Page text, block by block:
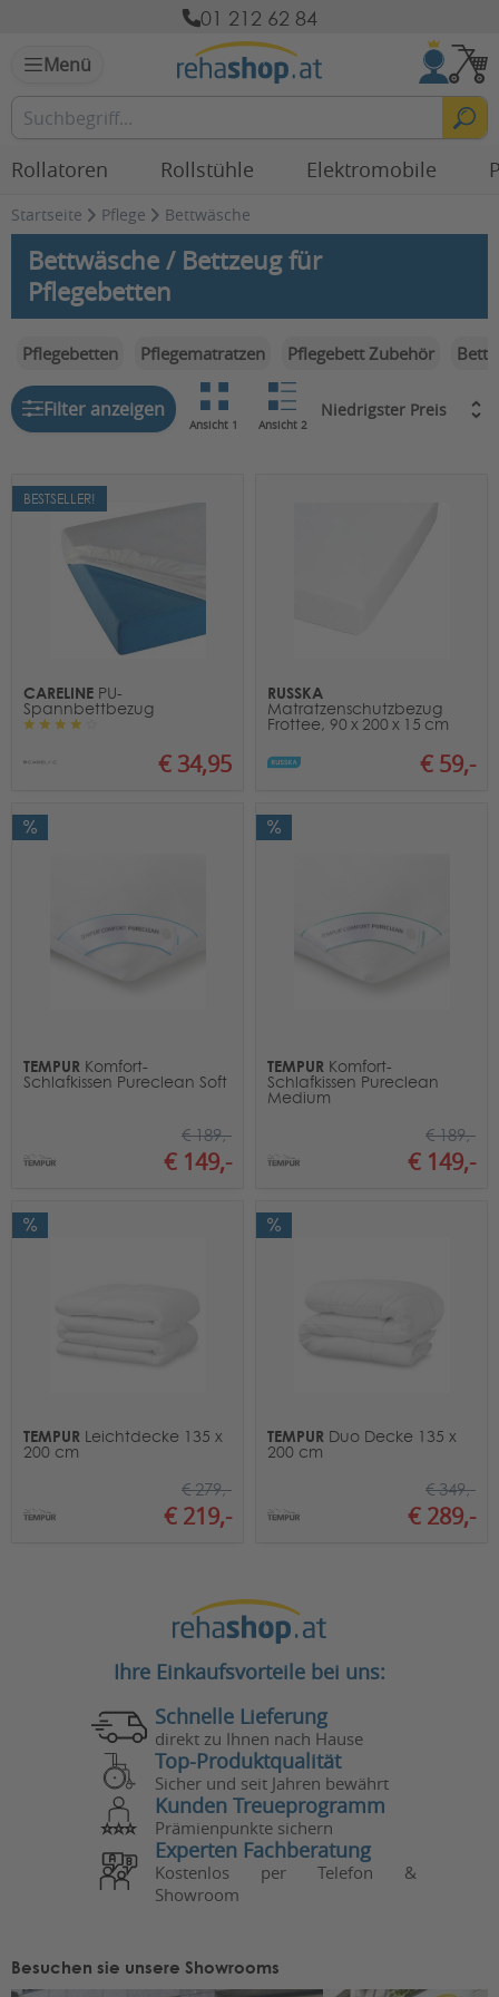
01 212 62 84
Menü
Rollatoren Rollstühle Elektromobile
Startseite Pflege Bettwäsche
Bettwäsche / Bettzeug für
Pflegebetten
Pflegebetten Pflegematratzen Pflegebett Zubehör
Filter anzeigen
Ansicht 1 Ansicht 2
BESTSELLER!
CARELINE PU-
Spannbettbezug
€ 34,95
RUSSKA
Matratzenschutzbezug
Frottee, 90 x 200 x 15 cm
€ 59,-
TEMPUR Komfort-
Schlafkissen Pureclean Soft
€ 149,-
€ 189,-
TEMPUR Komfort-
Schlafkissen Pureclean
Medium
€ 149,-
€ 189,-
TEMPUR Leichtdecke 135 x
200 cm
€ 219,-
€ 279,-
TEMPUR Duo Decke 135 x
200 cm
€ 289,-
€ 349,-
Ihre Einkaufsvorteile bei uns:
Schnelle Lieferung
direkt zu Ihnen nach Hause
Top-Produktqualität
Sicher und seit Jahren bewährt
Kunden Treueprogramm
Prämienpunkte sichern
Experten Fachberatung
Kostenlos per Telefon &
Showroom
Besuchen sie unsere Showrooms